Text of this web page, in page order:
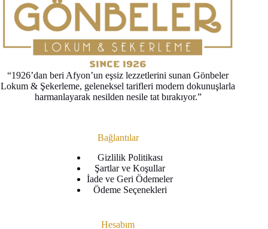
“1926’dan beri Afyon’un eşsiz lezzetlerini sunan Gönbeler
Lokum & Şekerleme, geleneksel tarifleri modern dokunuşlarla
harmanlayarak nesilden nesile tat bırakıyor.”
Bağlantılar
Gizlilik Politikası
Şartlar ve Koşullar
İade ve Geri Ödemeler
Ödeme Seçenekleri
Hesabım